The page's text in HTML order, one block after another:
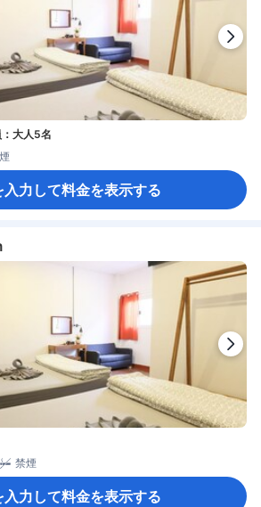
：大人5名
入力して料金を表示する
禁煙
入力して料金を表示する